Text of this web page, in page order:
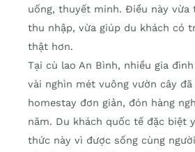
uống, thuyết minh. Điều này vừa
thu nhập, vừa giúp du khách có
thật hơn.
Tại cù lao An Bình, nhiều gia
vài nghìn mét vuông vườn cây
homestay đơn giản, đón hàng
năm. Du khách quốc tế đặc biệt
thức này vì được sống cùng